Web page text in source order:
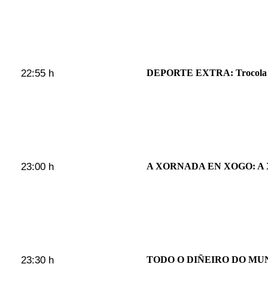
22:55 h DEPORTE EXTRA: Trocola
23:00 h A XORNADA EN XOGO: A
23:30 h TODO O DIÑEIRO DO